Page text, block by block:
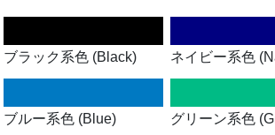
ブラック系色 (Black) ネイビー系色
ブルー系色 (Blue) グリーン系色